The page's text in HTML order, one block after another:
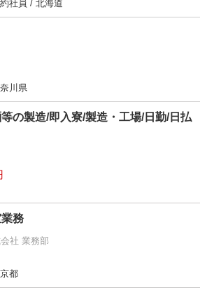
社員 / 北海道
川県
等の製造/即入寮/製造・工場/日勤/日払
務
社 業務部
都